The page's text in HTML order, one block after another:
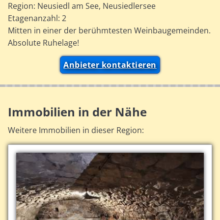
Region: Neusiedl am See, Neusiedlersee
Etagenanzahl: 2
Mitten in einer der berühmtesten Weinbaugemeinden.
Absolute Ruhelage!
Anbieter kontaktieren
Immobilien in der Nähe
Weitere Immobilien in dieser Region: